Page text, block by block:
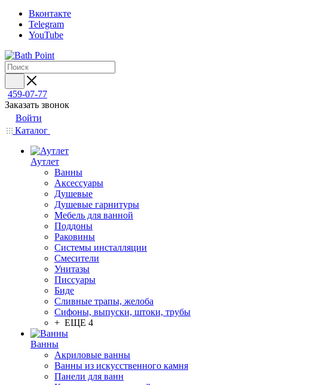
Вконтакте
Telegram
YouTube
459-07-77
Заказать звонок
Войти
Каталог
Аутлет
Ванны
Аксессуары
Душевые
Душевые гарнитуры
Мебель для ванной
Поддоны
Раковины
Системы инсталляции
Смесители
Унитазы
Писсуары
Биде
Сливные трапы, желоба
Сифоны, выпуски, штоки, трубы
+ ЕЩЕ 4
Ванны
Акриловые ванны
Ванны из искусственного камня
Панели для ванн